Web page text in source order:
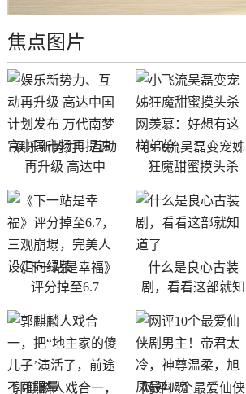
焦点图片
娱乐新势力、互动
再升级 高达中
小飞流吴磊变宠姊
狂魔甜蜜摸头杀
《下一站是幸福》
评分掉至6.7
什么是良心古装
剧，看看这部就知
郭麒麟人戏合一， 网评10个最爱仙侠